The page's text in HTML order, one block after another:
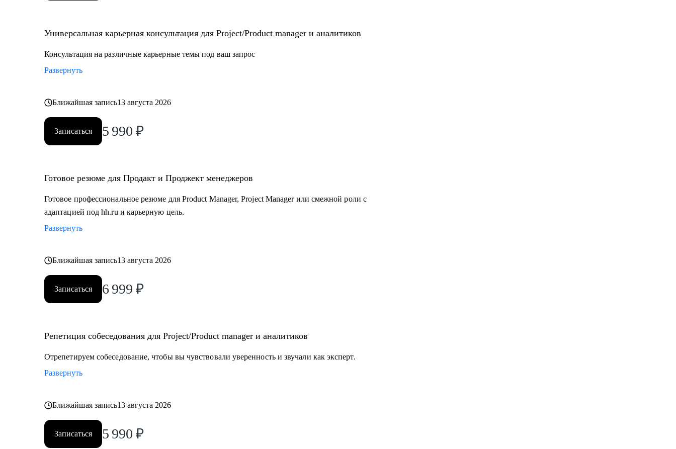
Универсальная карьерная консультация для Project/Product manager и аналитиков
Консультация на различные карьерные темы под ваш запрос
Развернуть
Ближайшая запись13 августа 2026
Записаться 5 990 ₽
Готовое резюме для Продакт и Проджект менеджеров
Готовое профессиональное резюме для Product Manager, Project Manager или смежной роли с
адаптацией под hh.ru и карьерную цель.
Развернуть
Ближайшая запись13 августа 2026
Записаться 6 999 ₽
Репетиция собеседования для Project/Product manager и аналитиков
Отрепетируем собеседование, чтобы вы чувствовали уверенность и звучали как эксперт.
Развернуть
Ближайшая запись13 августа 2026
Записаться 5 990 ₽